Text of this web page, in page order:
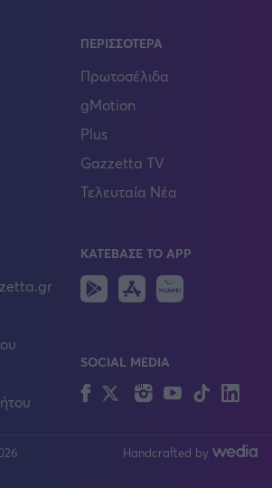
ΠΕΡΙΣΣΟΤΕΡΑ
Πρωτοσέλιδα
gMotion
Plus
Gazzetta TV
Τελευταία Νέα
ΚΑΤΕΒΑΣΕ ΤΟ APP
Android
IOS
SOCIAL MEDIA
FacebookTwitterInstagram
YouTubeTikTok
Handcrafted by